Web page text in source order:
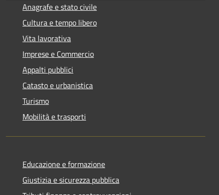
Anagrafe e stato civile
Cultura e tempo libero
Vita lavorativa
Imprese e Commercio
Appalti pubblici
Catasto e urbanistica
Turismo
Mobilità e trasporti
Educazione e formazione
Giustizia e sicurezza pubblica